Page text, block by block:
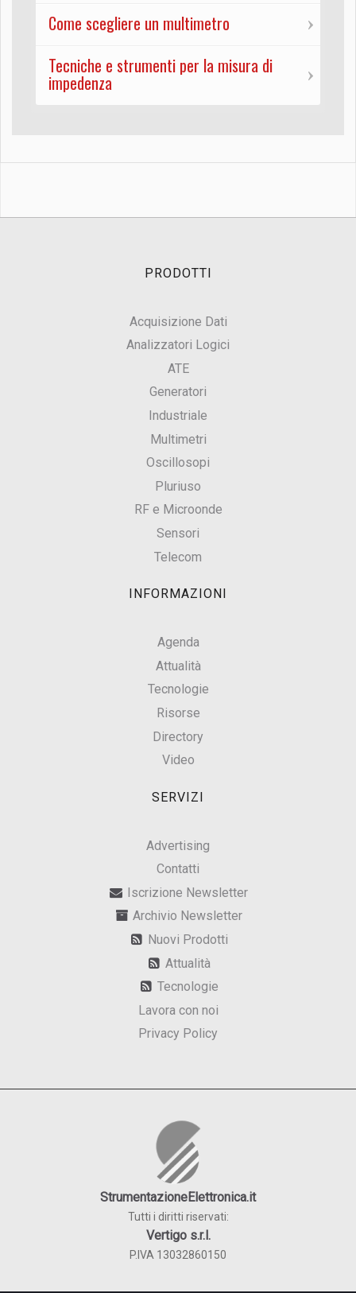
Come scegliere un multimetro
Tecniche e strumenti per la misura di
impedenza
PRODOTTI
Acquisizione Dati
Analizzatori Logici
ATE
Generatori
Industriale
Multimetri
Oscillosopi
Pluriuso
RF e Microonde
Sensori
Telecom
INFORMAZIONI
Agenda
Attualità
Tecnologie
Risorse
Directory
Video
SERVIZI
Advertising
Contatti
Iscrizione Newsletter
Archivio Newsletter
Nuovi Prodotti
Attualità
Tecnologie
Lavora con noi
Privacy Policy
StrumentazioneElettronica.it
Tutti i diritti riservati:
Vertigo s.r.l.
P.IVA 13032860150